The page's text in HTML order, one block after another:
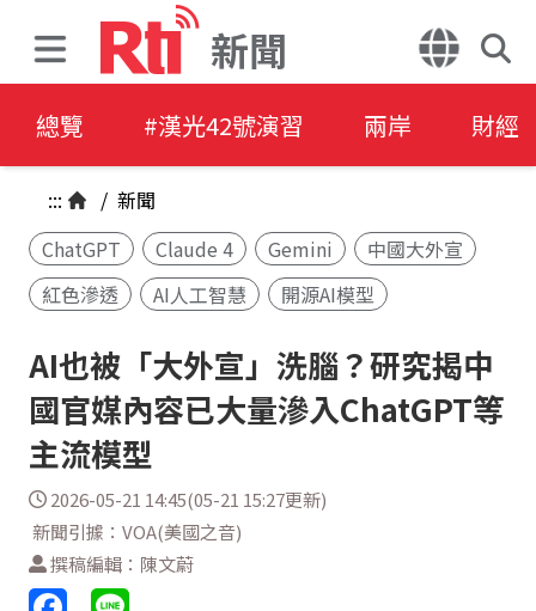
新聞
總覽 #漢光42號演習 兩岸 財經
::: / 新聞
ChatGPT
Claude 4 Gemini
中國大外宣
紅色滲透
AI人工智慧 開源AI模型
AI也被「大外宣」洗腦？研究揭中
國官媒內容已大量滲入ChatGPT等
主流模型
2026-05-21 14:45(05-21 15:27更新)
新聞引據：VOA(美國之音)
撰稿編輯：陳文蔚